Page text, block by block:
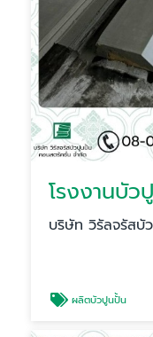
โรงงานบั
บริษัท วิรัลจรัสบั
ผลิตบัวปูนปั้น